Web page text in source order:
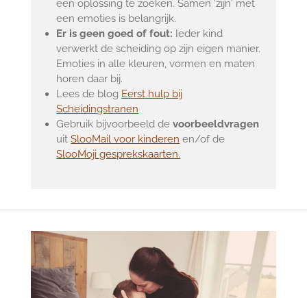
een oplossing te zoeken. Samen 'zijn' met
een emoties is belangrijk.
Er is geen goed of fout: Ieder kind
verwerkt de scheiding op zijn eigen manier.
Emoties in alle kleuren, vormen en maten
horen daar bij.
Lees de blog Eerst hulp bij
Scheidingstranen
Gebruik bijvoorbeeld devoorbeeldvragen
uitSlooMail voor kinderen en/of de
SlooMoji gesprekskaarten.